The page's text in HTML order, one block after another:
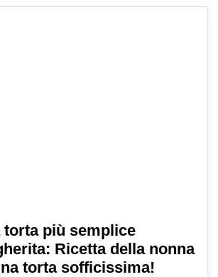
torta più semplice
Ricetta della nonna
torta sofficissima!